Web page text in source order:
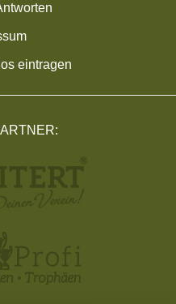
eintragen